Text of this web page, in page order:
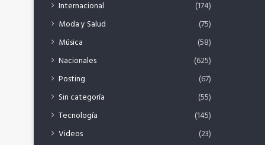
Internacional
(174)
Moda y Salud
(75)
Música
(58)
Nacionales
(625)
Posting
(67)
Sin categoría
(55)
Tecnología
(145)
Videos
(23)